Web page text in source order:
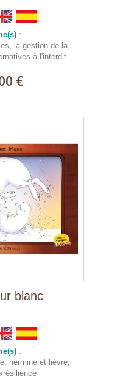
:
la gestion de la
à l'interdit
€
blanc
:
hermine et lièvre,
résilience